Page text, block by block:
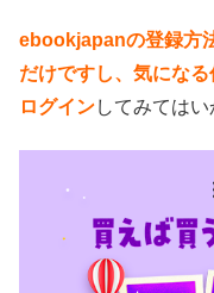
ebookjapanの登録方
だけですし、気にな
ログインしてみては